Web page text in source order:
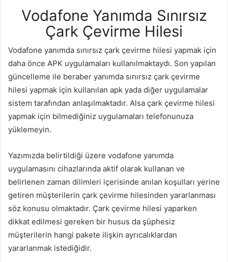
Vodafone Yanımda Sınırsız
Çark Çevirme Hilesi
Vodafone yanımda sınırsız çark çevirme hilesi yapmak için
daha önce APK uygulamaları kullanılmaktaydı. Son yapılan
güncelleme ile beraber yanımda sınırsız çark çevirme
hilesi yapmak için kullanılan apk yada diğer uygulamalar
sistem tarafından anlaşılmaktadır. Alsa çark çevirme hilesi
yapmak için bilmediğiniz uygulamaları telefonunuza
yüklemeyin.
Yazımızda belirtildiği üzere vodafone yanımda
uygulamasını cihazlarında aktif olarak kullanan ve
belirlenen zaman dilimleri içerisinde anılan koşulları yerine
getiren müşterilerin çark çevirme hilesinden yararlanması
söz konusu olmaktadır. Çark çevirme hilesi yaparken
dikkat edilmesi gereken bir husus da şüphesiz
müşterilerin hangi pakete ilişkin ayrıcalıklardan
yararlanmak istediğidir.